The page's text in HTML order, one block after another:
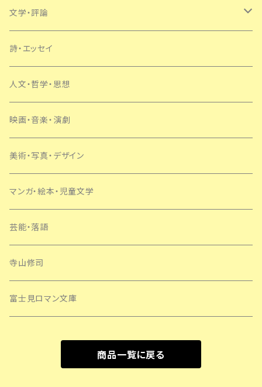
文学・評論
日本
外国
SF・ミステリー
詩・エッセイ
人文・哲学・思想
映画・音楽・演劇
美術・写真・デザイン
マンガ・絵本・児童文学
芸能・落語
寺山修司
富士見ロマン文庫
商品一覧に戻る